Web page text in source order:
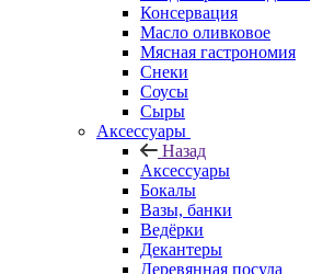
Консервация
Масло оливковое
Мясная гастрономия
Снеки
Соусы
Сыры
Аксессуары
Назад
Аксессуары
Бокалы
Вазы, банки
Ведёрки
Декантеры
Деревянная посуда